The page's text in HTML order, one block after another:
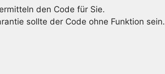
den Code für Sie.
sollte der Code ohne Funktion sein.